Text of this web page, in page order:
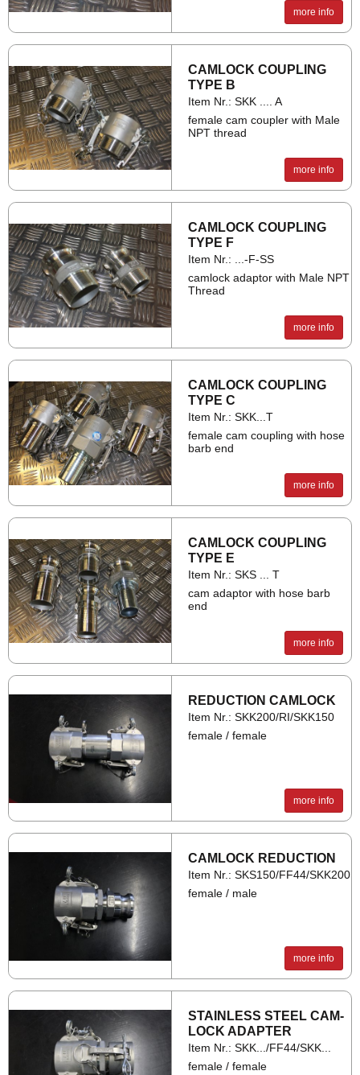
more info
CAM­LOCK COUP­LING
TYPE B
Item Nr.: SKK .... A
female cam coupler with Male
NPT thread
more info
CAM­LOCK COUP­LING
TYPE F
Item Nr.: ...-F-SS
camlock adaptor with Male NPT
Thread
more info
CAM­LOCK COUP­LING
TYPE C
Item Nr.: SKK...T
female cam coupling with hose
barb end
more info
CAM­LOCK COUP­LING
TYPE E
Item Nr.: SKS ... T
cam adaptor with hose barb
end
more info
RE­DUC­TION CAM­LOCK
Item Nr.: SKK200/RI/SKK150
female / female
more info
CAM­LOCK RE­DUC­TION
Item Nr.: SKS150/FF44/SKK200
female / male
more info
STAIN­LESS STEEL CAM­
LOCK AD­APTER
Item Nr.: SKK.../FF44/SKK...
female / female